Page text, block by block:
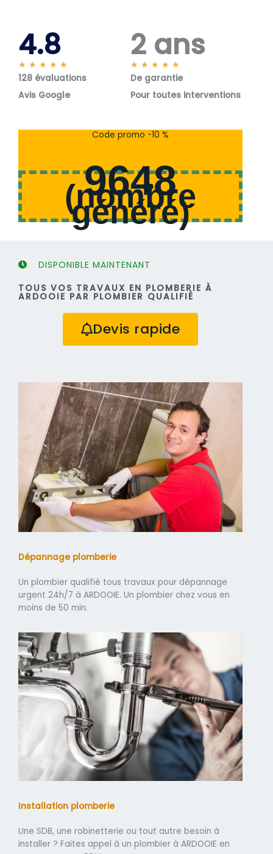
4.8
★ ★ ★ ★ ★
o
s
128 évaluations
Avis Google
2 ans
★ ★ ★ ★ ★
o
s
De garantie
Pour toutes interventions
Code promo -10 %
9648
(nombre
généré)
DISPONIBLE MAINTENANT
TOUS VOS TRAVAUX EN PLOMBERIE À
ARDOOIE PAR PLOMBIER QUALIFIÉ
Devis rapide
Dépannage plomberie
Un plombier qualifié tous travaux pour dépannage
urgent 24h/7 à ARDOOIE. Un plombier chez vous en
moins de 50 min.
Installation plomberie
Une SDB, une robinetterie ou tout autre besoin à
installer ? Faites appel à un plombier à ARDOOIE en